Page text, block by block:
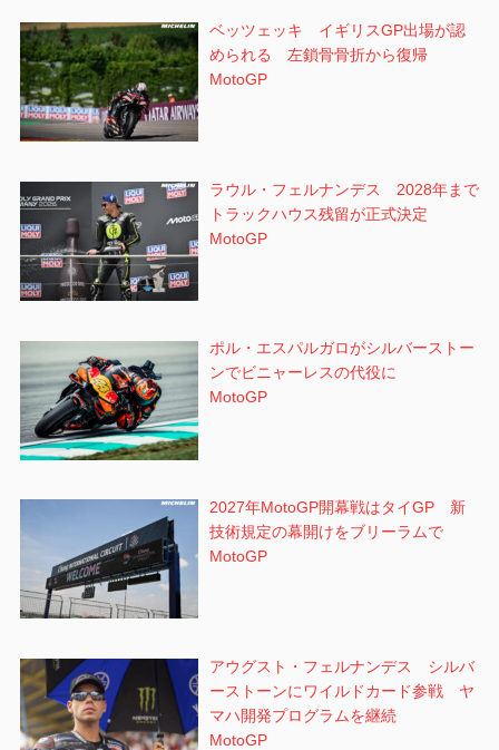
ベッツェッキ イギリスGP出場が認
められる 左鎖骨骨折から復帰
MotoGP
ラウル・フェルナンデス 2028年まで
トラックハウス残留が正式決定
MotoGP
ポル・エスパルガロがシルバーストー
ンでビニャーレスの代役に
MotoGP
2027年MotoGP開幕戦はタイGP 新
技術規定の幕開けをブリーラムで
MotoGP
アウグスト・フェルナンデス シルバ
ーストーンにワイルドカード参戦 ヤ
マハ開発プログラムを継続
MotoGP